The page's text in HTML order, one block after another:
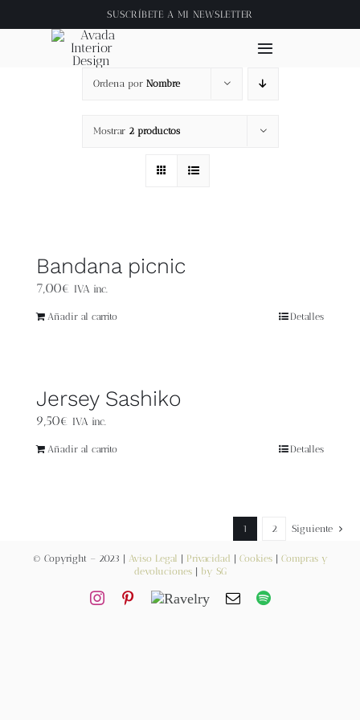
al
contenido
SUSCRÍBETE A MI NEWSLETTER
Toggle
Navigation
Contacto
Ordena por Nombre
Mostrar 2 productos
Bandana picnic
7,00€ IVA inc.
Añadir al carrito Detalles
Jersey Sashiko
9,50€ IVA inc.
Añadir al carrito Detalles
1 2 Siguiente
© Copyright – 2023 | Aviso Legal Privacidad Cookies| Compras y
devoluciones| by SG